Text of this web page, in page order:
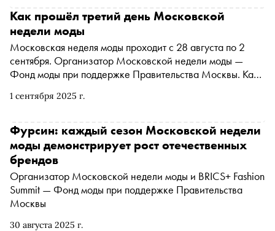
IANIS CHAMALIDY рассказал о своём пути от трёх
банкротств до продаж по всему миру, о том, почему
модная индустрия — клоака бездарностей и о том, как
ему разбило сердце пальто
1 сентября 2025 г.
Как прошёл третий день Московской
недели моды
Московская неделя моды проходит с 28 августа по 2
сентября. Организатор Московской недели моды —
Фонд моды при поддержке Правительства Москвы. Как
30 августа 2025 г.
Фурсин: каждый сезон Московской недели
моды демонстрирует рост отечественных
брендов
Организатор Московской недели моды и BRICS+ Fashion
Summit — Фонд моды при поддержке Правительства
Москвы